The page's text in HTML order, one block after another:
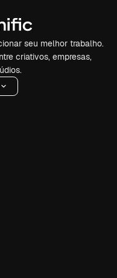
seu melhor trabalho.
criativos, empresas,